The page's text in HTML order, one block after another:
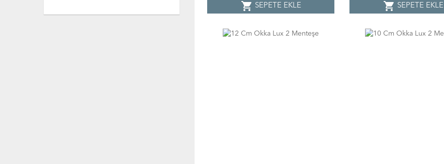
shopping_cart SEPETE EKLE shopping_cart SEPETE EKLE